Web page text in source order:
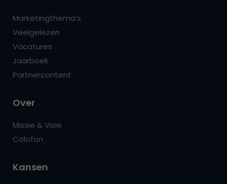
Marketingthema’s
Veelgelezen
Vacatures
Jaarboek
Partnercontent
Over
Missie & Visie
Colofon
Kansen